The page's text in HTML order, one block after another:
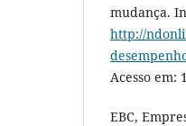
mudança.
http://
Acesso em:
EBC,